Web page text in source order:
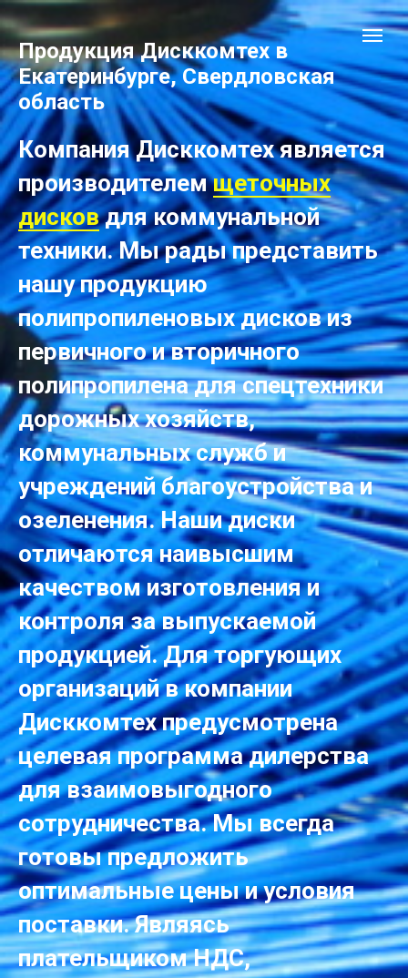
Продукция Дисккомтех в
Екатеринбурге, Свердловская
область
Компания Дисккомтех является
производителемщеточных
дисковдля коммунальной
техники. Мы рады представить
нашу продукцию
полипропиленовых дисков из
первичного и вторичного
полипропилена для спецтехники
дорожных хозяйств,
коммунальных служб и
учреждений благоустройства и
озеленения. Наши диски
отличаются наивысшим
качеством изготовления и
контроля за выпускаемой
продукцией. Для торгующих
организаций в компании
Дисккомтех предусмотрена
целевая программа дилерства
для взаимовыгодного
сотрудничества. Мы всегда
готовы предложить
оптимальные цены и условия
поставки. Являясь
плательщиком НДС,